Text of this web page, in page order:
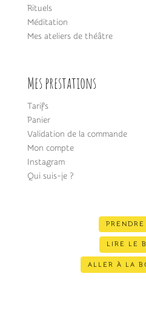
Rituels
Méditation
Mes ateliers de théâtre
Mes prestations
Tarifs
Panier
Validation de la commande
Mon compte
Instagram
Qui suis-je ?
LIRE LE
ALLER À LA